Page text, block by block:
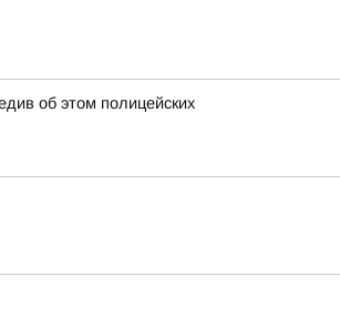
об этом полицейских